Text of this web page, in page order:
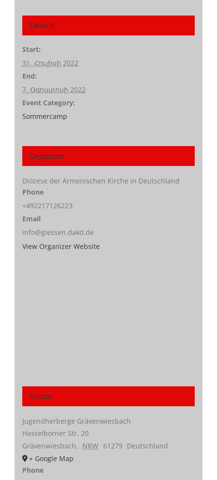
Details
Start:
31. Հուլիսի 2022
End:
7. Օգոստոսի 2022
Event Category:
Sommercamp
Organizer
Diözese der Armenischen Kirche in Deutschland
Phone
+492217126223
Email
info@giessen.dakd.de
View Organizer Website
Venue
Jugendherberge Grävenwiesbach
Hasselborner Str. 20
Grävenwiesbach, NRW 61279 Deutschland
+ Google Map
Phone